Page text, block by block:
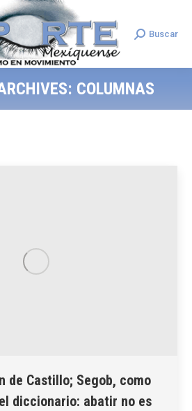
Search:
Buscar
COLUMNAS
de Castillo; Segob, como
diccionario: abatir no es